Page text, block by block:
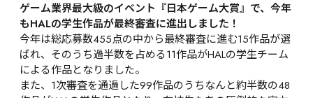
ゲーム業界最大級のイベント『日本ゲーム大賞』で、今年
もHALの学生作品が最終審査に進出しました！
今年は総応募数455点の中から最終審査に進む15作品が選
ばれ、そのうち過半数を占める11作品がHALの学生チーム
による作品となりました。
また、1次審査を通過した99作品のうちなんと約半数の48